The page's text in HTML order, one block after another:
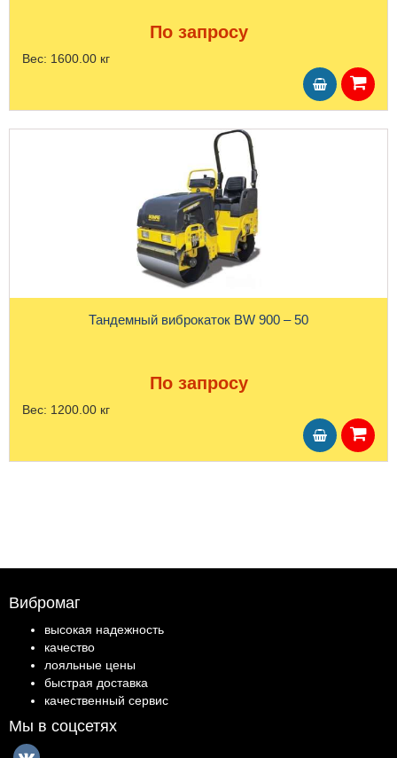
По запросу
Вес: 1600.00 кг
Тандемный виброкаток BW 900 – 50
По запросу
Вес: 1200.00 кг
Вибромаг
высокая надежность
качество
лояльные цены
быстрая доставка
качественный сервис
Мы в соцсетях